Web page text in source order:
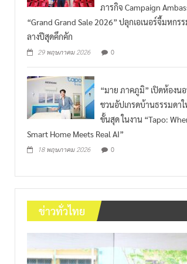
ภารกิจ Campaign
“Grand Grand Sale 2026” ปลุกเอเนอร์จี้มหกร
ลางปีสุดคึกคัก
29 พฤษภาคม 2026 0
“มาย ภาคภูมิ” เปิดห้องน
ชวนอัปเกรดบ้านธรรมดา
ขั้นสุด ในงาน “Tapo:
Smart Home Meets Real AI”
18 พฤษภาคม 2026 0
ข่าวทั่วไทย